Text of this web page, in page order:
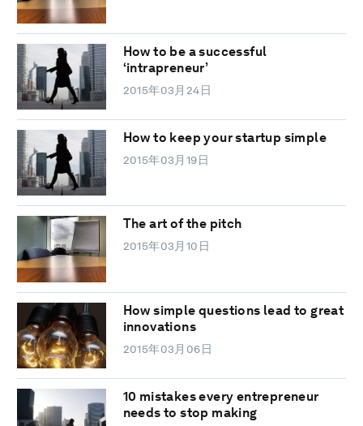
How to be a successful
‘intrapreneur’
2015年03月24日
How to keep your startup simple
2015年03月19日
The art of the pitch
2015年03月10日
How simple questions lead to great
innovations
2015年03月06日
10 mistakes every entrepreneur
needs to stop making